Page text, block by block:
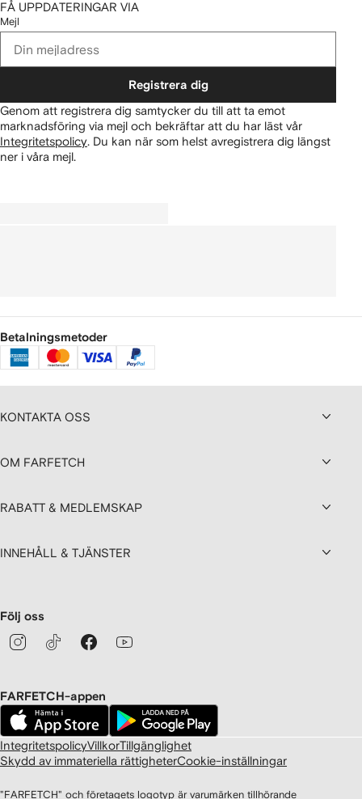
FÅ UPPDATERINGAR VIA
Mejl
Registrera dig
Genom att registrera dig samtycker du till att ta emot
marknadsföring via mejl och bekräftar att du har läst vår
Integritetspolicy. Du kan när som helst avregistrera dig längst
ner i våra mejl.
Betalningsmetoder
KONTAKTA OSS
OM FARFETCH
RABATT & MEDLEMSKAP
INNEHÅLL & TJÄNSTER
Följ oss
FARFETCH-appen
IntegritetspolicyVillkorTillgänglighet
Skydd av immateriella rättigheterCookie-inställningar
"FARFETCH" och företagets logotyp är varumärken tillhörande